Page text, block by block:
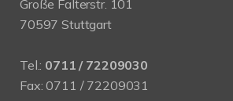
Große Falterstr. 101
70597 Stuttgart
Tel.: 0711 / 72209030
Fax: 0711 / 72209031